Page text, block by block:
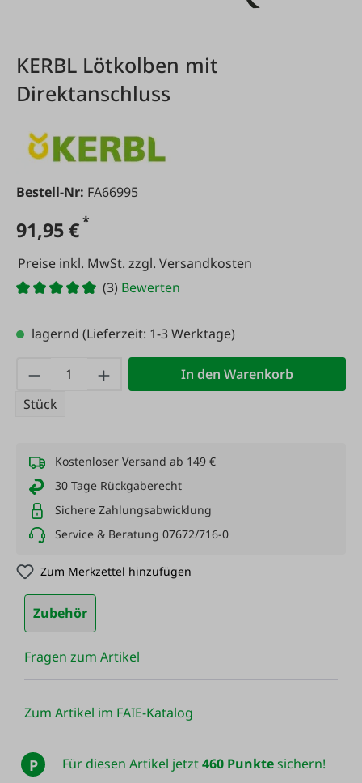
KERBL Lötkolben mit
Direktanschluss
Bestell-Nr: FA66995
91,95 €*
Preise inkl. MwSt. zzgl. Versandkosten
(3) Bewerten
lagernd (Lieferzeit: 1-3 Werktage)
Produkt Anzahl: Gib den gewünschten
Stück
In den Warenkorb
Kostenloser Versand ab 149 €
30 Tage Rückgaberecht
Sichere Zahlungsabwicklung
Service & Beratung 07672/716-0
Zum Merkzettel hinzufügen
Zubehör
Fragen zum Artikel
Zum Artikel im FAIE-Katalog
P Für diesen Artikel jetzt460 Punktesichern!